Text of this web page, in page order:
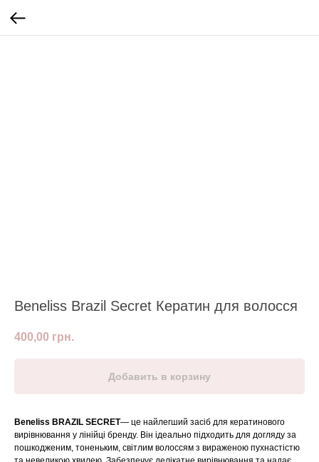
Beneliss Brazil Secret Кератин для волосся
400,00 грн.
Добавить в корзину
Beneliss BRAZIL SECRET— це найлегший засіб для кератинового
вирівнювання у лінійці бренду. Він ідеально підходить для догляду за
пошкодженим, тоненьким, світлим волоссям з вираженою пухнастістю